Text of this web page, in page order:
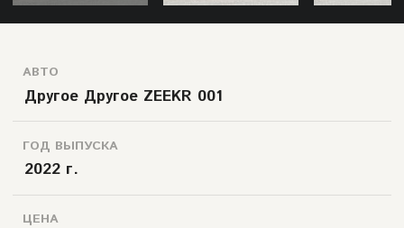
АВТО
Другое Другое ZEEKR 001
ГОД ВЫПУСКА
2022 г.
ЦЕНА